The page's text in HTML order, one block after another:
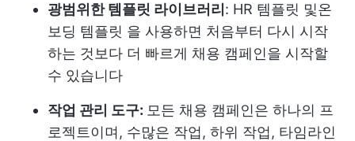
광범위한 템플릿 라이브러리 : HR 템플릿 및온
보딩 템플릿 을 사용하면 처음부터 다시 시작
하는 것보다 더 빠르게 채용 캠페인을 시작할
수 있습니다
작업 관리 도구: 모든 채용 캠페인은 하나의 프
로젝트이며, 수많은 작업, 하위 작업, 타임라인